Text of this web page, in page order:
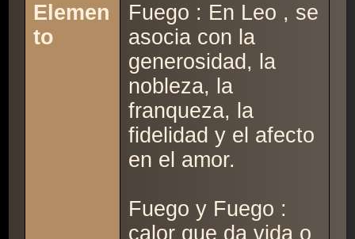
Elemen
to
Fuego : En Leo , se
asocia con la
generosidad, la
nobleza, la
franqueza, la
fidelidad y el afecto
en el amor.
Fuego y Fuego :
calor que da vida o